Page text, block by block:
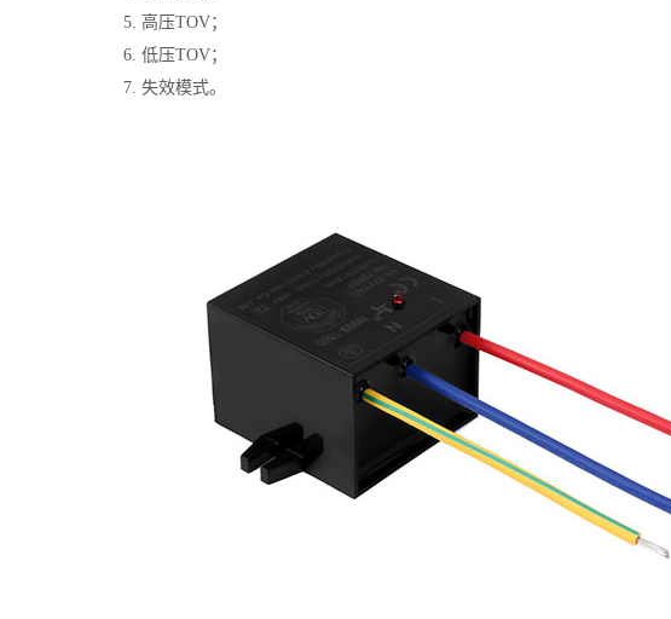
5. 高压TOV；
6. 低压TOV；
7. 失效模式。